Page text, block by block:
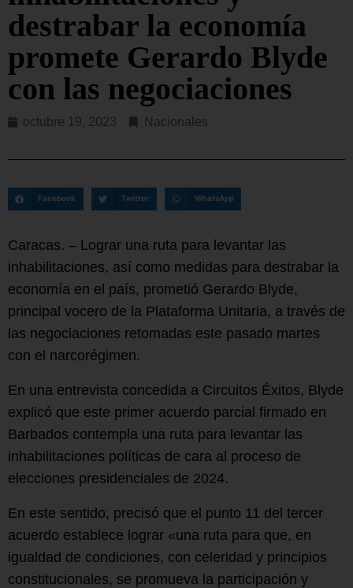
destrabar la economía
promete Gerardo Blyde
con las negociaciones
octubre 19, 2023 Nacionales
Facebook Twitter WhatsApp
Caracas. – Lograr una ruta para levantar las
inhabilitaciones, así como medidas para destrabar la
economía en el país, prometió Gerardo Blyde,
principal vocero de la Plataforma Unitaria, a través de
las negociaciones retomadas este pasado martes
con el narcorégimen.
En una entrevista concedida a Circuitos Éxitos, Blyde
explicó que este primer acuerdo parcial firmado en
Barbados contempla una ruta para levantar las
inhabilitaciones políticas de cara al proceso de
elecciones presidenciales de 2024.
En este sentido, precisó que el punto 11 del tercer
acuerdo establece lograr «una ruta para que, en
igualdad de condiciones, con celeridad y principios
constitucionales, se promueva la participación y